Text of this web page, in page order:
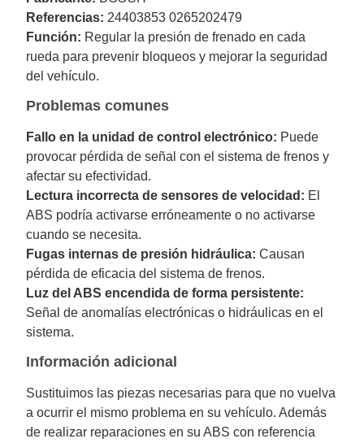
Referencias: 24403853 0265202479
Función: Regular la presión de frenado en cada
rueda para prevenir bloqueos y mejorar la seguridad
del vehículo.
Problemas comunes
Fallo en la unidad de control electrónico: Puede
provocar pérdida de señal con el sistema de frenos y
afectar su efectividad.
Lectura incorrecta de sensores de velocidad: El
ABS podría activarse erróneamente o no activarse
cuando se necesita.
Fugas internas de presión hidráulica: Causan
pérdida de eficacia del sistema de frenos.
Luz del ABS encendida de forma persistente:
Señal de anomalías electrónicas o hidráulicas en el
sistema.
Información adicional
Sustituimos las piezas necesarias para que no vuelva
a ocurrir el mismo problema en su vehículo. Además
de realizar reparaciones en su ABS con referencia